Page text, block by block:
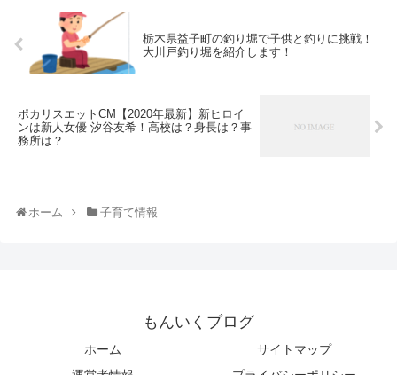
栃木県益子町の釣り堀で子供と釣りに挑戦！
大川戸釣り堀を紹介します！
ポカリスエットCM【2020年最新】新ヒロイ
ンは新人女優 汐谷友希！高校は？身長は？事
務所は？
ホーム 子育て情報
もんいくブログ
ホーム
サイトマップ